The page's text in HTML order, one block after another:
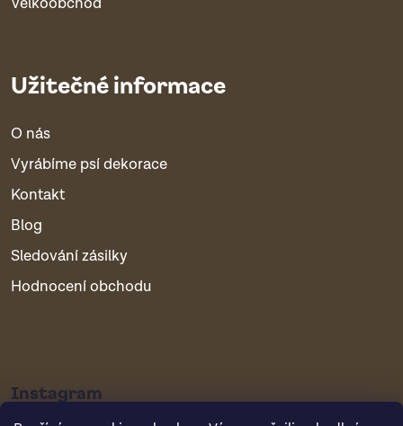
Užitečné informace
O nás
Vyrábíme psí dekorace
Kontakt
Blog
Sledování zásilky
Hodnocení obchodu
Instagram